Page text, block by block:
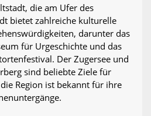
die am Ufer des
bietet zahlreiche kulturelle
darunter das
für Urgeschichte und das
Der Zugersee und
sind beliebte Ziele für
Region ist bekannt für ihre